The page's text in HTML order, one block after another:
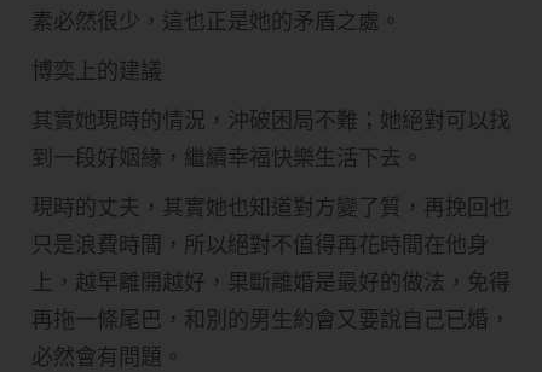
素必然很少，這也正是她的矛盾之處。
博奕上的建議
其實她現時的情況，沖破困局不難；她絕對可以找
到一段好姻緣，繼續幸福快樂生活下去。
現時的丈夫，其實她也知道對方變了質，再挽回也
只是浪費時間，所以絕對不值得再花時間在他身
上，越早離開越好，果斷離婚是最好的做法，免得
再拖一條尾巴，和別的男生約會又要說自己已婚，
必然會有問題。